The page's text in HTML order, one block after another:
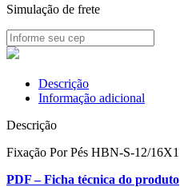
Simulação de frete
Descrição
Informação adicional
Descrição
Fixação Por Pés HBN-S-12/16X1
PDF – Ficha técnica do produto